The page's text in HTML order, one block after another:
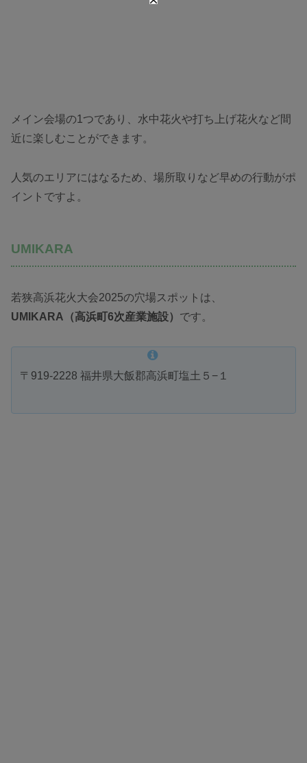
メイン会場の1つであり、水中花火や打ち上げ花火など間
近に楽しむことができます。
人気のエリアにはなるため、場所取りなど早めの行動がポ
イントですよ。
UMIKARA
若狭高浜花火大会2025の穴場スポットは、
UMIKARA（高浜町6次産業施設） です。
〒919-2228 福井県大飯郡高浜町塩土５−１